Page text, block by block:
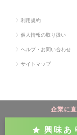
企業に
興味あ
利用規約
個人情報の取り扱い
ヘルプ・お問い合わせ
サイトマップ